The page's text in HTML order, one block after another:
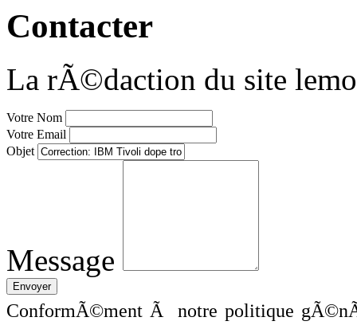
Contacter
La rÃ©daction du site
Votre Nom
Votre Email
Objet
Message
ConformÃ©ment Ã notre politique